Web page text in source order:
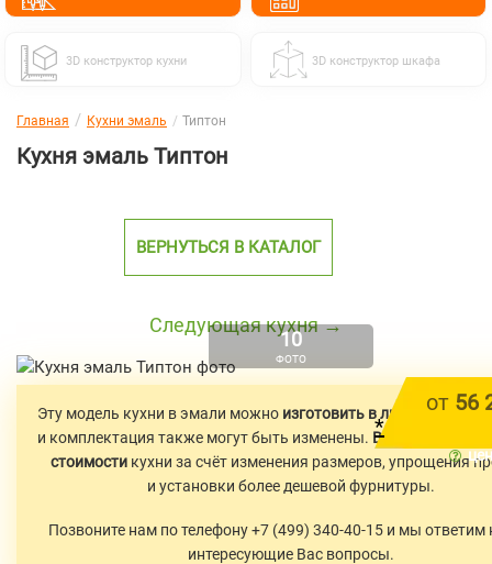
3D конструктор кухни 3D конструктор шкафа
Главная Кухни эмаль Типтон
Кухня эмаль Типтон
ВЕРНУТЬСЯ В КАТАЛОГ
Следующая кухня →
10
ФОТО
от 56
*
Эту модель кухни в эмали можно изготовить в любых
и комплектация также могут быть изменены. Возможно
стоимостикухни за счёт изменения размеров, упрощения
и установки более дешевой фурнитуры.
Позвоните нам по телефону +7 (499) 340-40-15 и мы ответим
интересующие Вас вопросы.